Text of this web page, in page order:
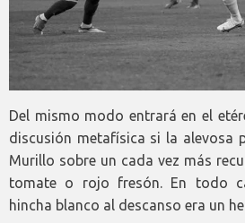
Del mismo modo entrará en el
discusión metafísica si la alevosa
Murillo sobre un cada vez más
tomate o rojo fresón. En todo
hincha blanco al descanso era un